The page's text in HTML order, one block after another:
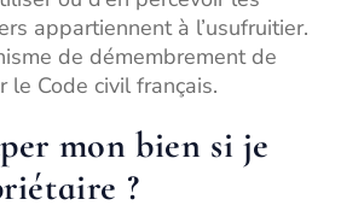
appartiennent à l’usufruitier.
de démembrement de
le Code civil français.
mon bien si je
?